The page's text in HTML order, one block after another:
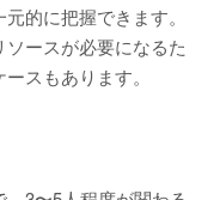
的に把握できます。
ースが必要になるた
スもあります。